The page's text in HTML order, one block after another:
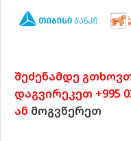
შეძენამდე
დაგვირეკეთ +995
ან მოგვწერეთ